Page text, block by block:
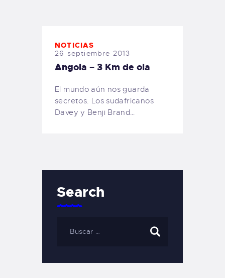
NOTICIAS
26 septiembre 2013
Angola – 3 Km de ola
El mundo aún nos guarda
secretos. Los sudafricanos
Davey y Benji Brand…
Search